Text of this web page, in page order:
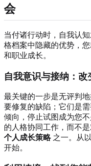
会
当付诸行动时，自我认
格档案中隐藏的优势，
和职业成长。
自我意识与接纳：改
最关键的一步是无评判
要修复的缺陷；它们是
倾向，停止试图成为您
的人格协同工作，而不
个人成长策略之一。从
开始。